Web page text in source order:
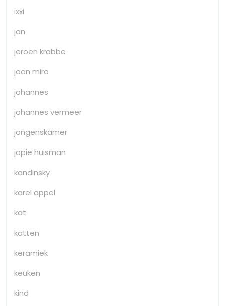
ixxi
jan
jeroen krabbe
joan miro
johannes
johannes vermeer
jongenskamer
jopie huisman
kandinsky
karel appel
kat
katten
keramiek
keuken
kind